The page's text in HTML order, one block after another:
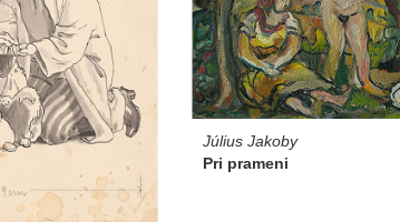
Július Jakoby
Pri prameni